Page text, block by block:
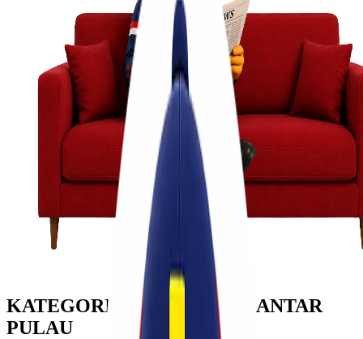
KATEGORI: PENGIRIMAN ANTAR
PULAU